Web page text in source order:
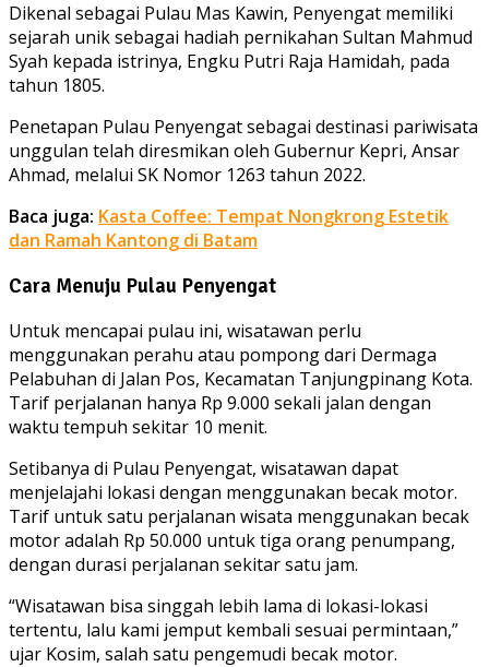
Dikenal sebagai Pulau Mas Kawin, Penyengat memiliki
sejarah unik sebagai hadiah pernikahan Sultan Mahmud
Syah kepada istrinya, Engku Putri Raja Hamidah, pada
tahun 1805.
Penetapan Pulau Penyengat sebagai destinasi pariwisata
unggulan telah diresmikan oleh Gubernur Kepri, Ansar
Ahmad, melalui SK Nomor 1263 tahun 2022.
Baca juga: Kasta Coffee: Tempat Nongkrong Estetik
dan Ramah Kantong di Batam
Cara Menuju Pulau Penyengat
Untuk mencapai pulau ini, wisatawan perlu
menggunakan perahu atau pompong dari Dermaga
Pelabuhan di Jalan Pos, Kecamatan Tanjungpinang Kota.
Tarif perjalanan hanya Rp 9.000 sekali jalan dengan
waktu tempuh sekitar 10 menit.
Setibanya di Pulau Penyengat, wisatawan dapat
menjelajahi lokasi dengan menggunakan becak motor.
Tarif untuk satu perjalanan wisata menggunakan becak
motor adalah Rp 50.000 untuk tiga orang penumpang,
dengan durasi perjalanan sekitar satu jam.
“Wisatawan bisa singgah lebih lama di lokasi-lokasi
tertentu, lalu kami jemput kembali sesuai permintaan,”
ujar Kosim, salah satu pengemudi becak motor.